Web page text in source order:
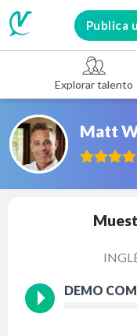
Publica
Explorar talento
Matt
DEMO